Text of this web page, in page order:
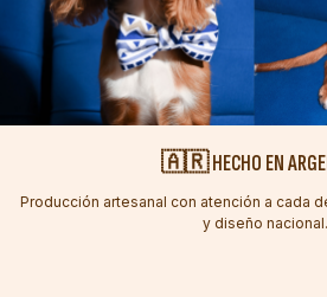
🇦🇷 HECHO EN
Producción artesanal con atención a cada
y diseño nacional.